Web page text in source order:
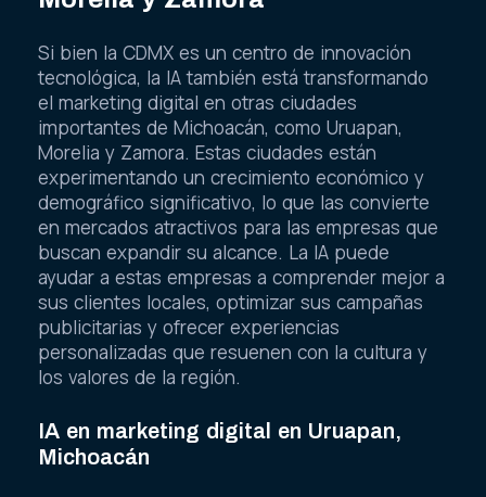
Si bien la CDMX es un centro de innovación
tecnológica, la IA también está transformando
el marketing digital en otras ciudades
importantes de Michoacán, como Uruapan,
Morelia y Zamora. Estas ciudades están
experimentando un crecimiento económico y
demográfico significativo, lo que las convierte
en mercados atractivos para las empresas que
buscan expandir su alcance. La IA puede
ayudar a estas empresas a comprender mejor a
sus clientes locales, optimizar sus campañas
publicitarias y ofrecer experiencias
personalizadas que resuenen con la cultura y
los valores de la región.
IA en marketing digital en Uruapan,
Michoacán